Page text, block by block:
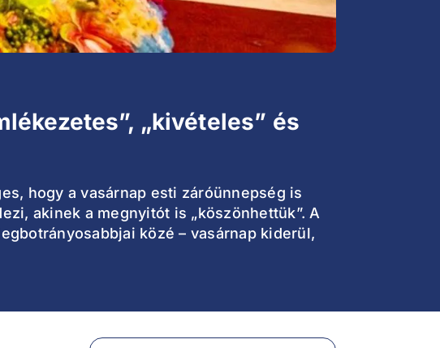
„kivételes” és
hogy a vasárnap esti záróünnepség is
akinek a megnyitót is „köszönhettük”. A
közé – vasárnap kiderül,